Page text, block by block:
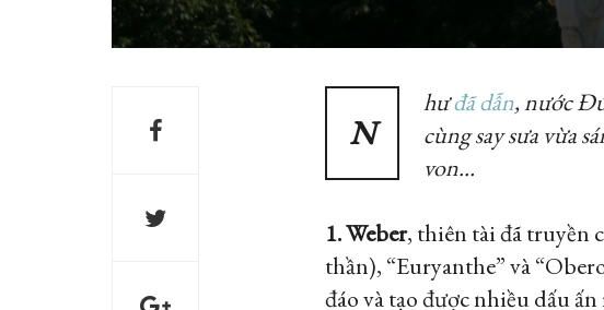
N
hưđã dẫn, nước
cùng say sưa vừa
von…
1. Weber, thiên tài đã truyền
thần), “Euryanthe” và
đáo và tạo được nhiều dấu